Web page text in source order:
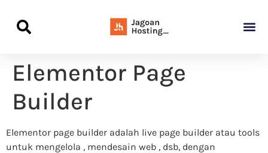
Elementor Page
Builder
Elementor page builder adalah live page builder atau tools
untuk mengelola , mendesain web , dsb, dengan